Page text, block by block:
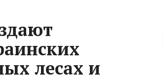
лесах и